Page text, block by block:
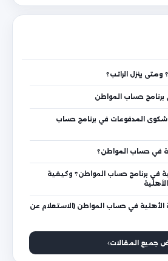
ومتى ينزل الراتب؟
حساب المواطن
شكوى المدفوعات في برنامج حساب
في حساب المواطن؟
في برنامج حساب المواطن؟ وكيفية
الأهلية في حساب المواطن (الاستعلام عن
جميع المقالات